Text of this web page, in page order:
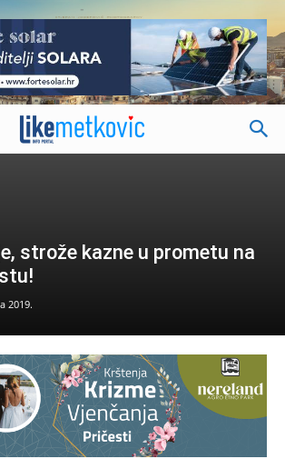
-
strože kazne u prometu na
2019.